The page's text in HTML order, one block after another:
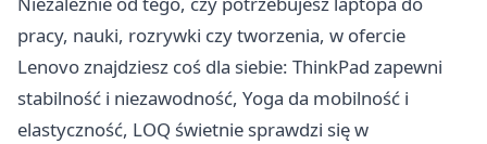
pracy, nauki, rozrywki czy tworzenia, w ofercie
Lenovo znajdziesz coś dla siebie: ThinkPad zapewni
stabilność i niezawodność, Yoga da mobilność i
elastyczność, LOQ świetnie sprawdzi się w